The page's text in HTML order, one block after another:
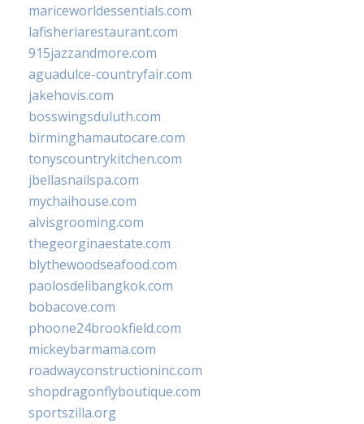
mariceworldessentials.com
lafisheriarestaurant.com
915jazzandmore.com
aguadulce-countryfair.com
jakehovis.com
bosswingsduluth.com
birminghamautocare.com
tonyscountrykitchen.com
jbellasnailspa.com
mychaihouse.com
alvisgrooming.com
thegeorginaestate.com
blythewoodseafood.com
paolosdelibangkok.com
bobacove.com
phoone24brookfield.com
mickeybarmama.com
roadwayconstructioninc.com
shopdragonflyboutique.com
sportszilla.org